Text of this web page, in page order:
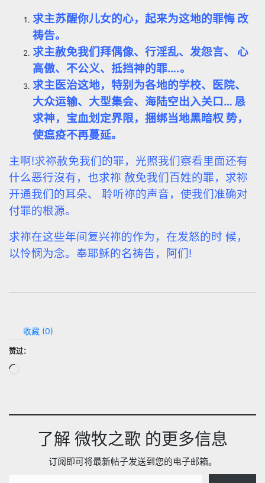
求主苏醒你儿女的心，起来为这地的罪悔 改
祷告。
求主赦免我们拜偶像、行淫乱、发怨言、 心
高傲、不公义、抵挡神的罪….。
求主医治这地，特别为各地的学校、医院、
大众运输、大型集会、海陆空出入关口… 恳
求神，宝血划定界限，捆绑当地黑暗权 势，
使瘟疫不再蔓延。
主啊!求祢赦免我们的罪，光照我们察看里面还有
什么恶行沒有，也求祢 赦免我们百姓的罪，求祢
开通我们的耳朵、 聆听祢的声音，使我们准确对
付罪的根源。
求祢在这些年间复兴祢的作为，在发怒的时 候，
以怜悯为念。奉耶稣的名祷告，阿们!
收藏 (0)
赞过：
了解 微牧之歌 的更多信息
订阅即可将最新帖子发送到您的电子邮箱。